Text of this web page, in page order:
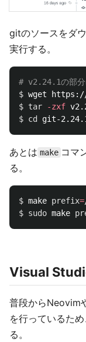
gitのソースをダ
実行する。
# v2.24.1の部分
$
$ tar -zxf
$ cd
あとは make コマ
る。
$ make prefix=
$ sudo make
Visual
普段からNeovim
を行っているた
る。